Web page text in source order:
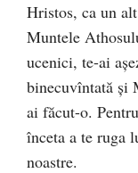
Hristos, ca un
Muntele
ucenici, te-ai
binecuvîntată şi
ai făcut-o.
înceta a te ruga
noastre.